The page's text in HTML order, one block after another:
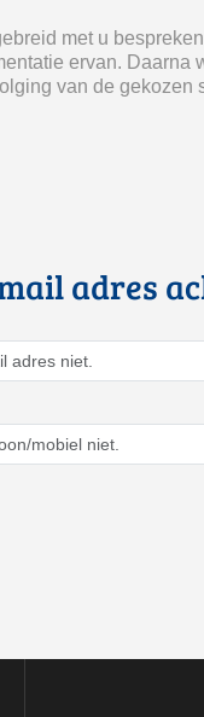
met u
ervan. Daarna
van de gekozen
adres